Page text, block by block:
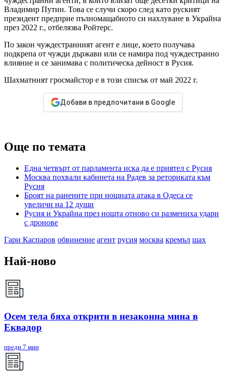
Владимир Путин. Това се случи скоро след като руският
президент предприе пълномащабното си нахлуване в Украйна
през 2022 г., отбелязва Ройтерс.
По закон чуждестранният агент е лице, което получава
подкрепа от чужди държави или се намира под чуждестранно
влияние и се занимава с политическа дейност в Русия.
Шахматният гросмайстор е в този списък от май 2022 г.
Добави в предпочитани в Google
Още по темата
Една четвърт от парламента иска да е приятел с Русия
Москва похвали кабинета на Радев за реториката към
Русия
Броят на ранените при нощната атака в Одеса се
увеличи на 12 души
Русия и Украйна през нощта отново си размениха удари
с дронове
Гари Каспаров обвинение агент русия москва кремъл шах
Най-ново
Осем тела бяха открити в незаконна мина в
Еквадор
преди 7 мин